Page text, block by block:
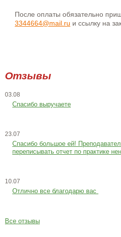
После оплаты обязательно
3344664@mail.ru и ссылку на
Отзывы
03.08
Спасибо выручаете
23.07
Cпасибо большое ей!
переписывать отчет по практике
10.07
Отлично все благодарю вас
Все отзывы